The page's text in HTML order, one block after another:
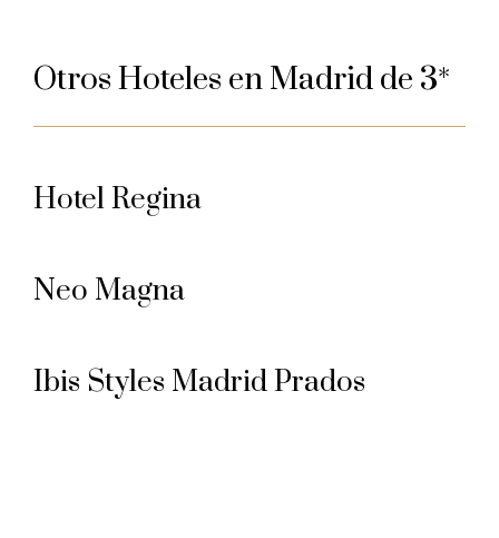
Otros Hoteles en Madrid de 3*
Hotel Regina
Neo Magna
Ibis Styles Madrid Prados